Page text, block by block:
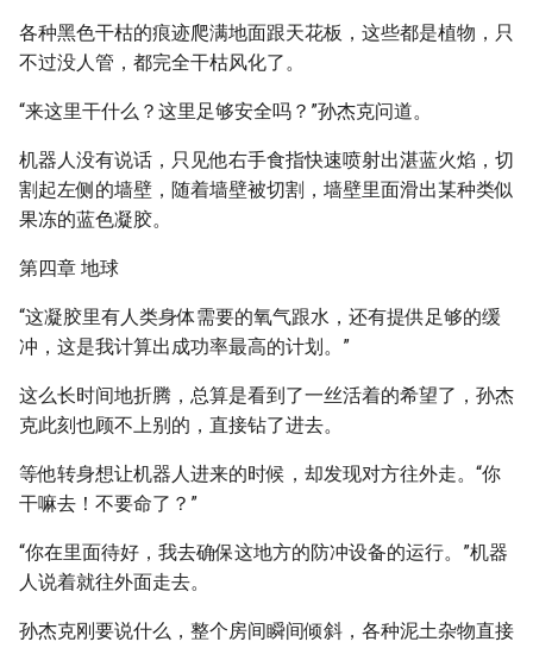
各种黑色干枯的痕迹爬满地面跟天花板，这些都是植物，只
不过没人管，都完全干枯风化了。
“来这里干什么？这里足够安全吗？”孙杰克问道。
机器人没有说话，只见他右手食指快速喷射出湛蓝火焰，切
割起左侧的墙壁，随着墙壁被切割，墙壁里面滑出某种类似
果冻的蓝色凝胶。
第四章 地球
“这凝胶里有人类身体需要的氧气跟水，还有提供足够的缓
冲，这是我计算出成功率最高的计划。”
这么长时间地折腾，总算是看到了一丝活着的希望了，孙杰
克此刻也顾不上别的，直接钻了进去。
等他转身想让机器人进来的时候，却发现对方往外走。“你
干嘛去！不要命了？”
“你在里面待好，我去确保这地方的防冲设备的运行。”机器
人说着就往外面走去。
孙杰克刚要说什么，整个房间瞬间倾斜，各种泥土杂物直接